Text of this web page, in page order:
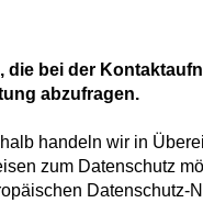
bei der
abzufragen.
handeln wir in
zum Datenschutz
Datenschutz-